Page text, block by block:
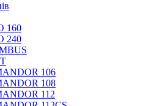
160
240
106
108
112